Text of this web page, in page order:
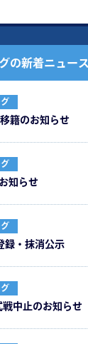
の新着ニュース
籍のお知らせ
知らせ
・抹消公示
戦中⽌のお知らせ